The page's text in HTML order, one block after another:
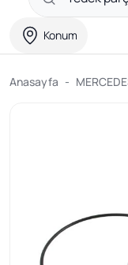
Konum
Anasayfa